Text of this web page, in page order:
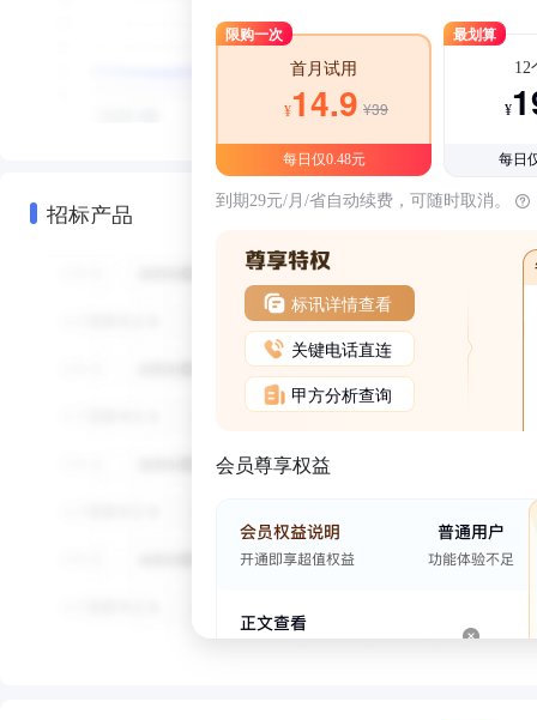
招标产品
限购一次
首月试用
¥14.9 ¥39
每日仅0.48元
最划算
12
¥
每日
到期29元/月/省自动续费，可随时取消。
标讯详情查看
关键电话直连
甲方分析查询
会员尊享权益